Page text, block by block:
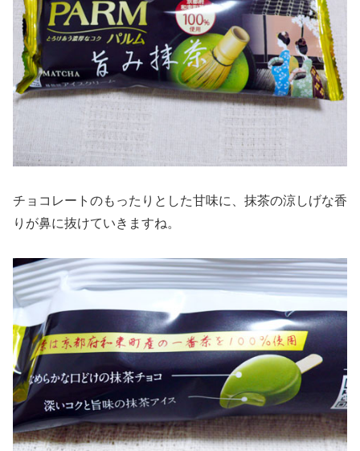
チョコレートのもったりとした甘味に、抹茶の涼しげな香
りが鼻に抜けていきますね。